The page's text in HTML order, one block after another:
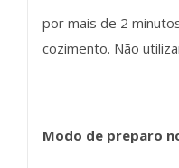
por mais de 2
cozimento. Não
Modo de preparo